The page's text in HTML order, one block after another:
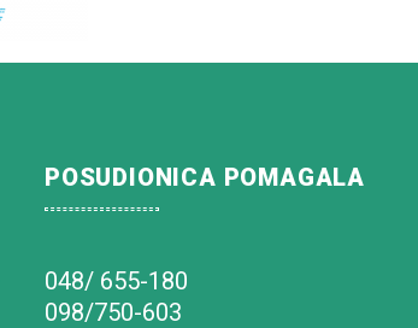
POSUDIONICA POMAGALA
048/ 655-180
098/750-603